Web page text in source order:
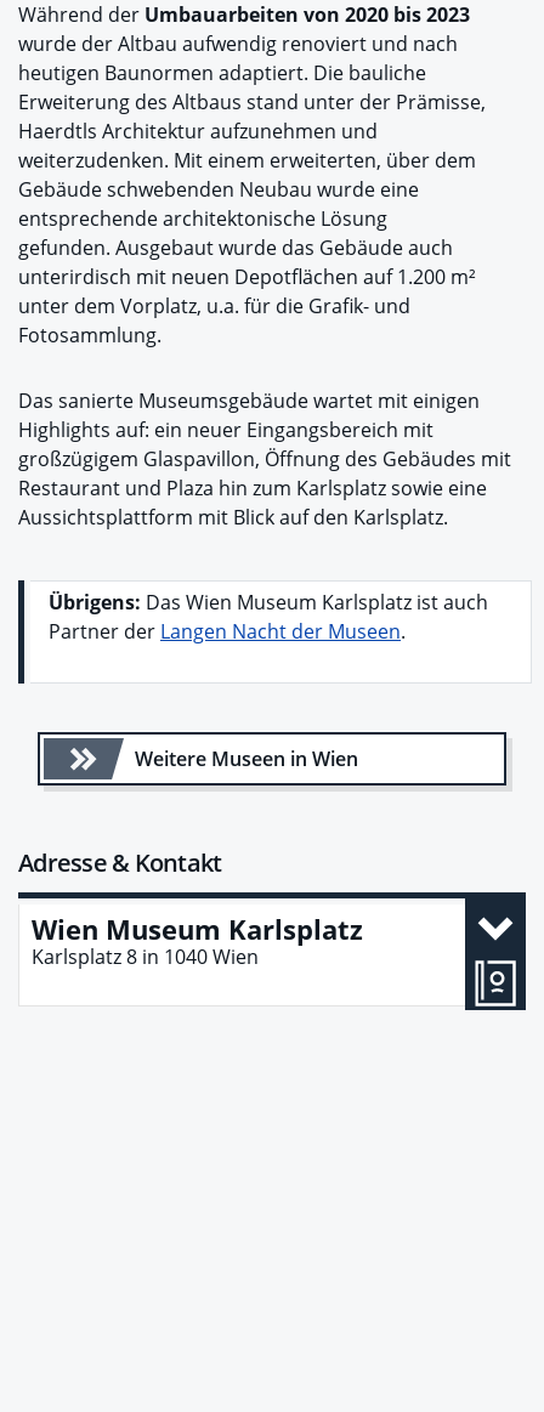
Während der Umbauarbeiten von 2020 bis 2023
wurde der Altbau aufwendig renoviert und nach
heutigen Baunormen adaptiert. Die bauliche
Erweiterung des Altbaus stand unter der Prämisse,
Haerdtls Architektur aufzunehmen und
weiterzudenken. Mit einem erweiterten, über dem
Gebäude schwebenden Neubau wurde eine
entsprechende architektonische Lösung
gefunden. Ausgebaut wurde das Gebäude auch
unterirdisch mit neuen Depotflächen auf 1.200 m²
unter dem Vorplatz, u.a. für die Grafik- und
Fotosammlung.
Das sanierte Museumsgebäude wartet mit einigen
Highlights auf: ein neuer Eingangsbereich mit
großzügigem Glaspavillon, Öffnung des Gebäudes mit
Restaurant und Plaza hin zum Karlsplatz sowie eine
Aussichtsplattform mit Blick auf den Karlsplatz.
Übrigens: Das Wien Museum Karlsplatz ist auch
Partner der Langen Nacht der Museen.
Weitere Museen in Wien
Adresse & Kontakt
Wien Museum Karlsplatz
Karlsplatz 8 in 1040Wien